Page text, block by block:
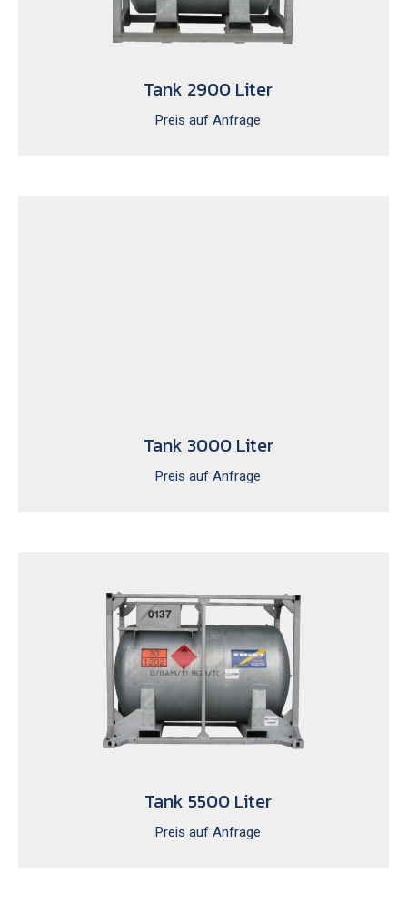
Tank 2900 Liter
Preis auf Anfrage
Tank 3000 Liter
Preis auf Anfrage
Tank 5500 Liter
Preis auf Anfrage